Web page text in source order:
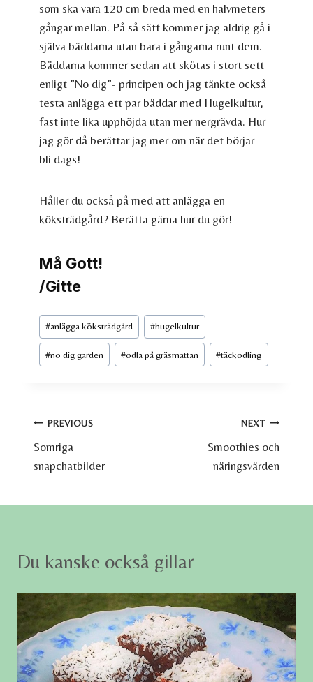
som ska vara 120 cm breda med en halvmeters
gångar mellan. På så sätt kommer jag aldrig gå i
själva bäddarna utan bara i gångarna runt dem.
Bäddarna kommer sedan att skötas i stort sett
enligt ”No dig”- principen och jag tänkte också
testa anlägga ett par bäddar med Hugelkultur,
fast inte lika upphöjda utan mer nergrävda. Hur
jag gör då berättar jag mer om när det börjar
bli dags!
Håller du också på med att anlägga en
köksträdgård? Berätta gärna hur du gör!
Må Gott!
/Gitte
Post
Tags:
#anlägga köksträdgård #hugelkultur
#no dig garden #odla på gräsmattan #täckodling
Inläggsnavigering
PREVIOUS
Somriga
snapchatbilder
NEXT
Smoothies och
näringsvärden
Du kanske också gillar